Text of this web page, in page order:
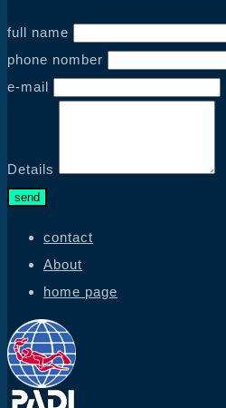
full name
phone nomber
e-mail
Details
send
contact
About
home page